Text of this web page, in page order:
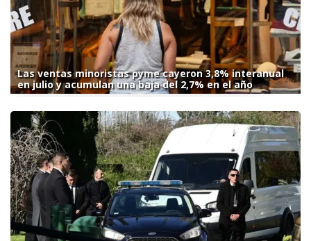
Las ventas minoristas pyme cayeron 3,8% interanual
en julio y acumulan una baja del 2,7% en el año